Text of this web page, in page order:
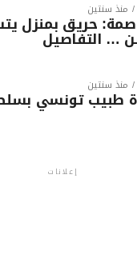
منذ سنتين
حريق بمنزل
… التفاصيل
منذ سنتين
طبيب تونسي
إعلانات